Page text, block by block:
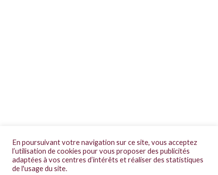
Mentions légales
FAQs
En poursuivant votre navigation sur ce site, vous acceptez
l’utilisation de cookies pour vous proposer des publicités
adaptées à vos centres d’intérêts et réaliser des statistiques
de l'usage du site.